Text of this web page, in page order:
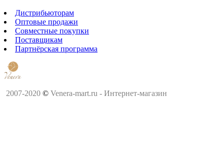
Дистрибьюторам
Оптовые продажи
Совместные покупки
Поставщикам
Партнёрская программа
2007-2020 © Venera-mart.ru - Интернет-магазин